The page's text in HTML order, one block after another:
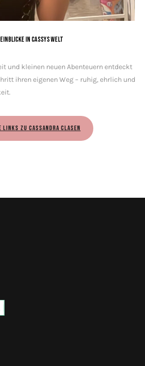
Einblicke in Cassys Welt
und kleinen neuen Abenteuern entdeckt
ihren eigenen Weg – ruhig, ehrlich und
LINKS ZU CASSANDRA CLASEN